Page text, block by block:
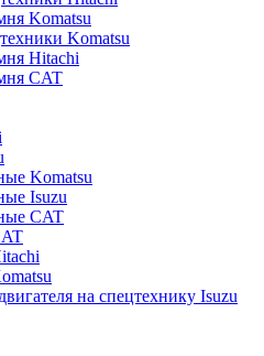
Komatsu
Komatsu
Hitachi
CAT
Komatsu
Isuzu
CAT
на спецтехнику Isuzu